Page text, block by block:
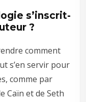
s’inscrit-
?
comment
s’en servir pour
comme par
Caïn et de Seth